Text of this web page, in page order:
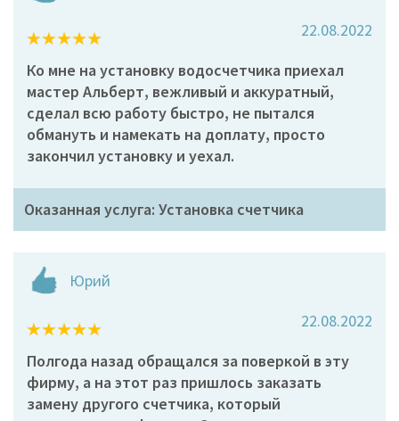
22.08.2022
Ко мне на установку водосчетчика приехал
мастер Альберт, вежливый и аккуратный,
сделал всю работу быстро, не пытался
обмануть и намекать на доплату, просто
закончил установку и уехал.
Оказанная услуга: Установка счетчика
Юрий
22.08.2022
Полгода назад обращался за поверкой в эту
фирму, а на этот раз пришлось заказать
замену другого счетчика, который